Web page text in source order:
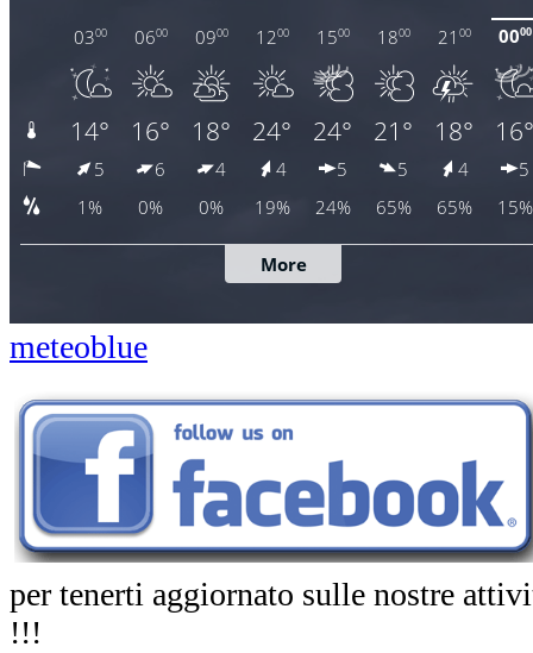
meteoblue
per tenerti aggiornato sulle nostre
!!!